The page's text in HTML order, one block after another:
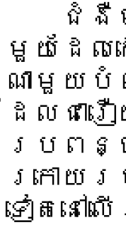
ជំងឺមហ
មួយដែល
ណាមួយបំ
ដែលជា
ប្រពន្
ក្រោយរ
ទៀតនៅ